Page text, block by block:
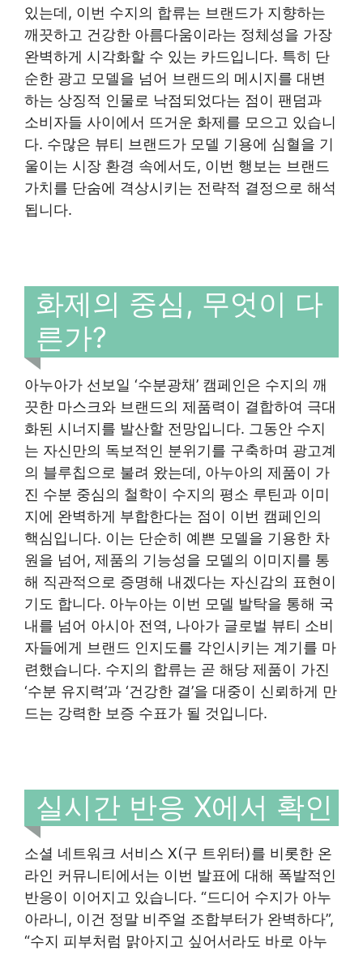
있는데, 이번 수지의 합류는 브랜드가 지향하는
깨끗하고 건강한 아름다움이라는 정체성을 가장
완벽하게 시각화할 수 있는 카드입니다. 특히 단
순한 광고 모델을 넘어 브랜드의 메시지를 대변
하는 상징적 인물로 낙점되었다는 점이 팬덤과
소비자들 사이에서 뜨거운 화제를 모으고 있습니
다. 수많은 뷰티 브랜드가 모델 기용에 심혈을 기
울이는 시장 환경 속에서도, 이번 행보는 브랜드
가치를 단숨에 격상시키는 전략적 결정으로 해석
됩니다.
화제의 중심, 무엇이 다
른가?
아누아가 선보일 ‘수분광채’ 캠페인은 수지의 깨
끗한 마스크와 브랜드의 제품력이 결합하여 극대
화된 시너지를 발산할 전망입니다. 그동안 수지
는 자신만의 독보적인 분위기를 구축하며 광고계
의 블루칩으로 불려 왔는데, 아누아의 제품이 가
진 수분 중심의 철학이 수지의 평소 루틴과 이미
지에 완벽하게 부합한다는 점이 이번 캠페인의
핵심입니다. 이는 단순히 예쁜 모델을 기용한 차
원을 넘어, 제품의 기능성을 모델의 이미지를 통
해 직관적으로 증명해 내겠다는 자신감의 표현이
기도 합니다. 아누아는 이번 모델 발탁을 통해 국
내를 넘어 아시아 전역, 나아가 글로벌 뷰티 소비
자들에게 브랜드 인지도를 각인시키는 계기를 마
련했습니다. 수지의 합류는 곧 해당 제품이 가진
‘수분 유지력’과 ‘건강한 결’을 대중이 신뢰하게 만
드는 강력한 보증 수표가 될 것입니다.
실시간 반응 X에서 확인
소셜 네트워크 서비스 X(구 트위터)를 비롯한 온
라인 커뮤니티에서는 이번 발표에 대해 폭발적인
반응이 이어지고 있습니다. “드디어 수지가 아누
아라니, 이건 정말 비주얼 조합부터가 완벽하다”,
“수지 피부처럼 맑아지고 싶어서라도 바로 아누